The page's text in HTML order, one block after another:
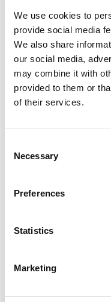
We use cookies to
provide social media
We also share
our social media,
may combine it with
provided to them or
of their services.
Selection
Necessary
Preferences
Statistics
Marketing
un click e il prodotto è
però! Account-
mobile ticketing. Ce
Modena: “ Da anni,
questa tecnologia
susmart card, un
questo approccio
vincente, capace di
stoccaggio. I nostri
risparmio significativo
calcolo del